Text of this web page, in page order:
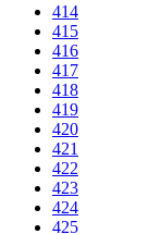
414
415
416
417
418
419
420
421
422
423
424
425